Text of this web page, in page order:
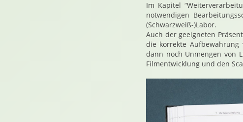
Im Kapitel
notwendigen
(Schwarzweiß-)Labor.
Auch der geeigneten
die korrekte
dann noch Unmengen von
Filmentwicklung und den